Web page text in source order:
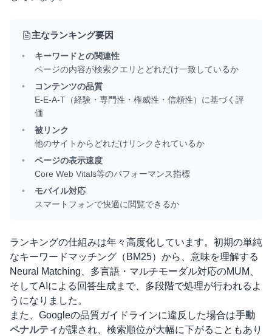
主なランキング要因
キーワードとの関連性
ページの内容が検索クエリとどれだけ一致しているか
コンテンツの品質
E-E-A-T（経験・専門性・権威性・信頼性）に基づく評
価
被リンク
他のサイトからどれだけリンクされているか
ページの表示速度
Core Web Vitals等のパフォーマンス指標
モバイル対応
スマートフォンで快適に閲覧できるか
ランキングの仕組みは年々高度化しています。初期の単純
なキーワードマッチング（BM25）から、意味を理解する
Neural Matching、多言語・マルチモーダル対応のMUM、
そしてAIによる回答生成まで、多段階で処理が行われるよ
うになりました。
また、Googleの品質ガイドラインに違反した場合は手動
ペナルティが課され、検索順位が大幅に下がることもあり